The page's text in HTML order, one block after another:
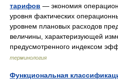
тарифов — экономия
уровня фактических
уровнем плановых расходов
величины, характеризующей
предусмотренного индексом
терминология
Функциональная